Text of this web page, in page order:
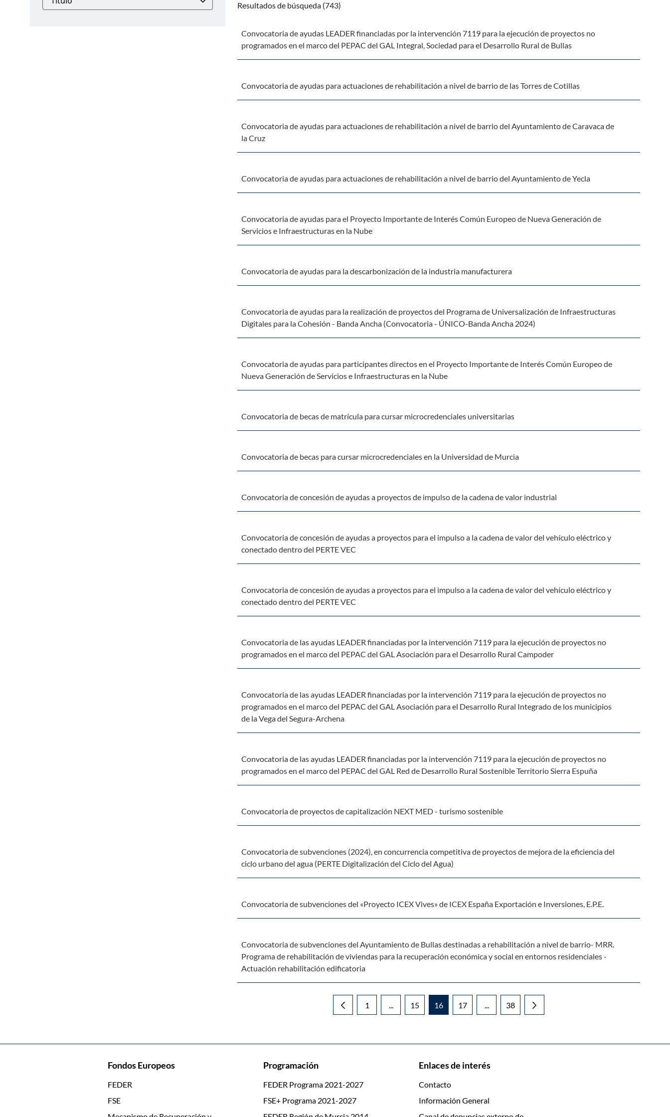
Resultados de búsqueda (743)
Convocatoria de ayudas LEADER financiadas por la intervención 7119 para la ejecución de proyectos no
programados en el marco del PEPAC del GAL Integral, Sociedad para el Desarrollo Rural de Bullas
Convocatoria de ayudas para actuaciones de rehabilitación a nivel de barrio de las Torres de Cotillas
Convocatoria de ayudas para actuaciones de rehabilitación a nivel de barrio del Ayuntamiento de Caravaca de
la Cruz
Convocatoria de ayudas para actuaciones de rehabilitación a nivel de barrio del Ayuntamiento de Yecla
Convocatoria de ayudas para el Proyecto Importante de Interés Común Europeo de Nueva Generación de
Servicios e Infraestructuras en la Nube
Convocatoria de ayudas para la descarbonización de la industria manufacturera
Convocatoria de ayudas para la realización de proyectos del Programa de Universalización de Infraestructuras
Digitales para la Cohesión - Banda Ancha (Convocatoria - ÚNICO-Banda Ancha 2024)
Convocatoria de ayudas para participantes directos en el Proyecto Importante de Interés Común Europeo de
Nueva Generación de Servicios e Infraestructuras en la Nube
Convocatoria de becas de matrícula para cursar microcredenciales universitarias
Convocatoria de becas para cursar microcredenciales en la Universidad de Murcia
Convocatoria de concesión de ayudas a proyectos de impulso de la cadena de valor industrial
Convocatoria de concesión de ayudas a proyectos para el impulso a la cadena de valor del vehículo eléctrico y
conectado dentro del PERTE VEC
Convocatoria de concesión de ayudas a proyectos para el impulso a la cadena de valor del vehículo eléctrico y
conectado dentro del PERTE VEC
Convocatoria de las ayudas LEADER financiadas por la intervención 7119 para la ejecución de proyectos no
programados en el marco del PEPAC del GAL Asociación para el Desarrollo Rural Campoder
Convocatoria de las ayudas LEADER financiadas por la intervención 7119 para la ejecución de proyectos no
programados en el marco del PEPAC del GAL Asociación para el Desarrollo Rural Integrado de los municipios
de la Vega del Segura-Archena
Convocatoria de las ayudas LEADER financiadas por la intervención 7119 para la ejecución de proyectos no
programados en el marco del PEPAC del GAL Red de Desarrollo Rural Sostenible Territorio Sierra Espuña
Convocatoria de proyectos de capitalización NEXT MED - turismo sostenible
Convocatoria de subvenciones (2024), en concurrencia competitiva de proyectos de mejora de la eficiencia del
ciclo urbano del agua (PERTE Digitalización del Ciclo del Agua)
Convocatoria de subvenciones del «Proyecto ICEX Vives» de ICEX España Exportación e Inversiones, E.P.E.
Convocatoria de subvenciones del Ayuntamiento de Bullas destinadas a rehabilitación a nivel de barrio- MRR.
Programa de rehabilitación de viviendas para la recuperación económica y social en entornos residenciales -
Actuación rehabilitación edificatoria
Página
1
Páginas intermedias Use TAB para desplazarse.
Página
15
Página
16
Página
17
Páginas intermedias Use TAB para desplazarse.
Página
38
Fondos Europeos
FEDER
FSE
Programación
FEDER Programa 2021-2027
FSE+ Programa 2021-2027
Enlaces de interés
Contacto
Información General